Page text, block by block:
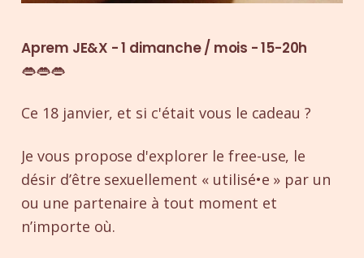
Aprem JE&X - 1 dimanche / mois - 15-20h
👄👄👄
Ce 18 janvier, et si c'était vous le cadeau ?
Je vous propose d'explorer le free-use, le
désir d’être sexuellement « utilisé•e » par un
ou une partenaire à tout moment et
n’importe où.